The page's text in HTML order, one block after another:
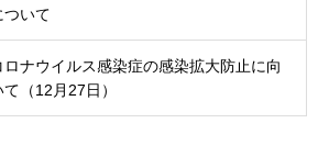
ついて
ロナウイルス感染症の感染拡大防止に向
（12月27日）